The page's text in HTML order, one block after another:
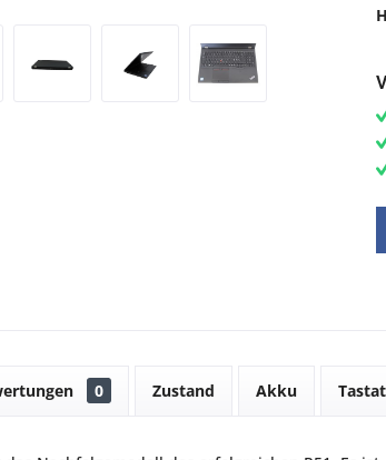
0 Zustand Akku